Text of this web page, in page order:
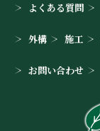
よくある質問
外構 施工
お問い合わせ